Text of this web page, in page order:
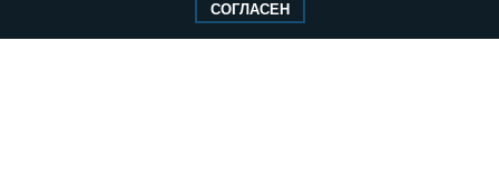
Свидетельство о регистрации Эл № ФС77-
СОГЛАСЕН